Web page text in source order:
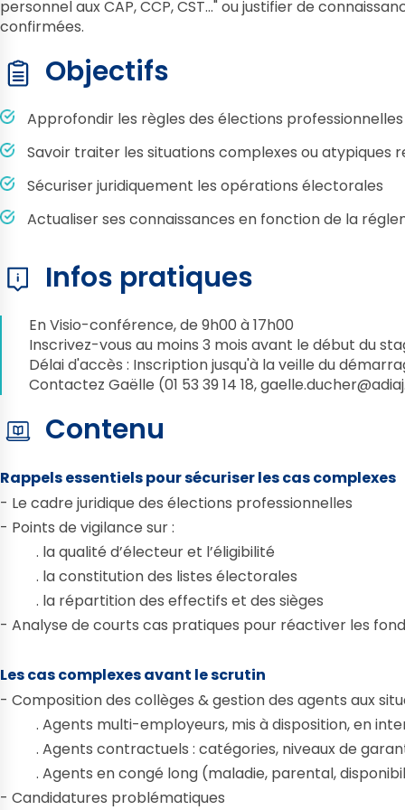
personnel aux CAP, CCP, CST..." ou justifier de
confirmées.
Objectifs
Approfondir les règles des élections professionnelles
Savoir traiter les situations complexes ou
Sécuriser juridiquement les opérations électorales
Actualiser ses connaissances en fonction de la
Infos pratiques
En Visio-conférence, de 9h00 à 17h00
Inscrivez-vous au moins 3 mois avant le début du
Délai d'accès : Inscription jusqu'à la veille du
Contactez Gaëlle (01 53 39 14 18,
Contenu
Rappels essentiels pour sécuriser les cas complexes
- Le cadre juridique des élections professionnelles
- Points de vigilance sur :
. la qualité d’électeur et l’éligibilité
. la constitution des listes électorales
. la répartition des effectifs et des sièges
- Analyse de courts cas pratiques pour réactiver les
Les cas complexes avant le scrutin
- Composition des collèges & gestion des agents aux
. Agents multi-employeurs, mis à disposition, en
. Agents contractuels : catégories, niveaux de
. Agents en congé long (maladie, parental,
- Candidatures problématiques